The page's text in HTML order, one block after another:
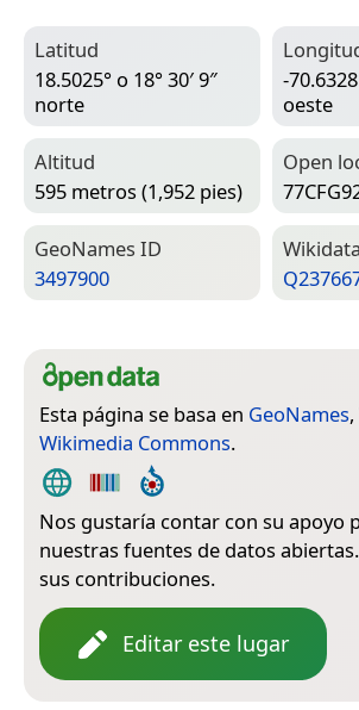
Latitud
18.5025° o 18° 30′ 9″
norte
-
oeste
Altitud
595 metros (1,952 pies)
Open
Geo­Names ID
3497900
Esta página se basa en GeoNames,
Wikimedia Commons.
Nos gustaría contar con su apoyo
nuestras fuentes de datos
sus contribuciones.
Editar este lugar